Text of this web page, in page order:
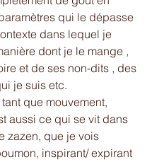
qui le dépasse
dans lequel je
dont je le mange ,
et de ses non-dits , des
je suis etc.
tant que mouvement,
aussi ce qui se vit dans
zazen, que je vois
inspirant/ expirant